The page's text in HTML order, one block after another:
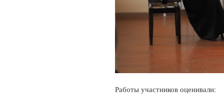
Работы участников оценивали: